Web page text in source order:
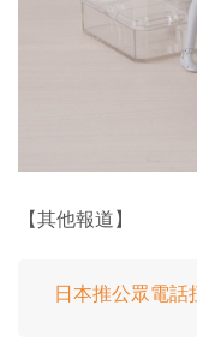
【其他報道】
日本推公眾電話